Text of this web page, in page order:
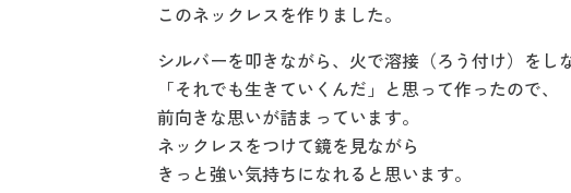
このネックレスを作りました。
シルバーを叩きながら、火で溶接（ろう付け）をし
「それでも生きていくんだ」と思って作ったので、
前向きな思いが詰まっています。
ネックレスをつけて鏡を見ながら
きっと強い気持ちになれると思います。